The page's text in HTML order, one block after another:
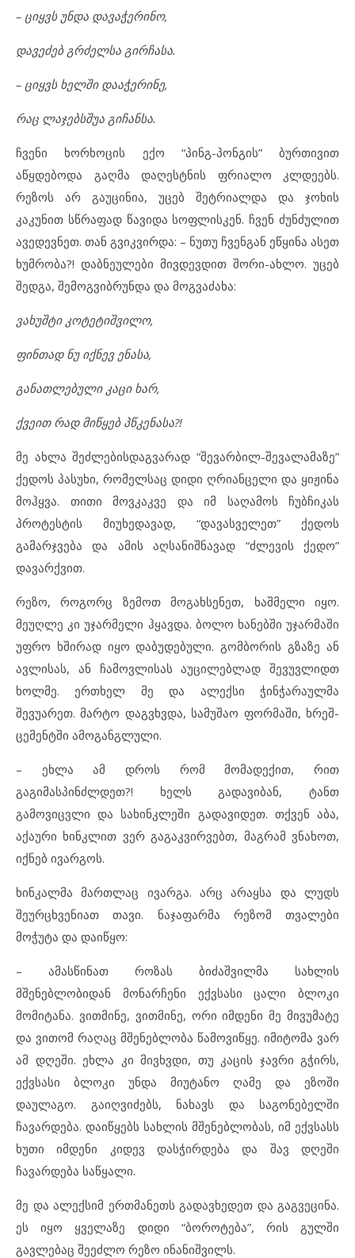
– ციყვს უნდა დავაჭერინო,
დავეძებ გრძელსა გირჩასა.
– ციყვს ხელში დააჭერინე,
რაც ლაჯებსშუა გიჩანსა.
ჩვენი ხორხოცის ექო “პინგ-პონგის” ბურთივით
აწყდებოდა გაღმა დაღესტნის ფრიალო კლდეებს.
რეზოს არ გაუცინია, უცებ შეტრიალდა და ჯოხის
კაკუნით სწრაფად წავიდა სოფლისკენ. ჩვენ ძუნძულით
ავედევნეთ. თან გვიკვირდა: – ნუთუ ჩვენგან ეწყინა ასეთ
ხუმრობა?! დაბნეულები მივდევდით შორი-ახლო. უცებ
შედგა, შემოგვიბრუნდა და მოგვაძახა:
ვახუშტი კოტეტიშვილო,
ფინთად ნუ იქნევ ენასა,
განათლებული კაცი ხარ,
ქვეით რად მიწყებ პწკენასა?!
მე ახლა შეძლებისდაგვარად “შევარბილ-შევალამაზე”
ქედოს პასუხი, რომელსაც დიდი ღრიანცელი და ყიჟინა
მოჰყვა. თითი მოვკაკვე და იმ საღამოს ჩუბჩიკას
პროტესტის მიუხედავად, “დავასველეთ” ქედოს
გამარჯვება და ამის აღსანიშნავად “ძლევის ქედო”
დავარქვით.
რეზო, როგორც ზემოთ მოგახსენეთ, ხაშმელი იყო.
მეუღლე კი უჯარმელი ჰყავდა. ბოლო ხანებში უჯარმაში
უფრო ხშირად იყო დაბუდებული. გომბორის გზაზე ან
ავლისას, ან ჩამოვლისას აუცილებლად შევუვლიდთ
ხოლმე. ერთხელ მე და ალექსი ჭინჭარაულმა
შევუარეთ. მარტო დაგვხვდა, სამუშაო ფორმაში, ხრეშ-
ცემენტში ამოგანგლული.
– ეხლა ამ დროს რომ მომადექით, რით
გაგიმასპინძლდეთ?! ხელს გადავიბან, ტანთ
გამოვიცვლი და სახინკლეში გადავიდეთ. თქვენ აბა,
აქაური ხინკლით ვერ გაგაკვირვებთ, მაგრამ ვნახოთ,
იქნებ ივარგოს.
ხინკალმა მართლაც ივარგა. არც არაყსა და ლუდს
შეურცხვენიათ თავი. ნაჯაფარმა რეზომ თვალები
მოჭუტა და დაიწყო:
– ამასწინათ როზას ბიძაშვილმა სახლის
მშენებლობიდან მონარჩენი ექვსასი ცალი ბლოკი
მომიტანა. ვითმინე, ვითმინე, ორი იმდენი მე მივუმატე
და ვითომ რაღაც მშენებლობა წამოვიწყე. იმიტომა ვარ
ამ დღეში. ეხლა კი მივხვდი, თუ კაცის ჯავრი გჭირს,
ექვსასი ბლოკი უნდა მიუტანო ღამე და ეზოში
დაულაგო. გაიღვიძებს, ნახავს და საგონებელში
ჩავარდება. დაიწყებს სახლის მშენებლობას, იმ ექვსასს
ხუთი იმდენი კიდევ დასჭირდება და შავ დღეში
ჩავარდება საწყალი.
მე და ალექსიმ ერთმანეთს გადავხედეთ და გაგვეცინა.
ეს იყო ყველაზე დიდი “ბოროტება”, რის გულში
გავლებაც შეეძლო რეზო ინანიშვილს.